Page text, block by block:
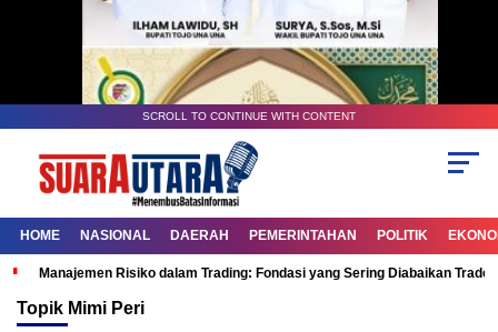
SCROLL TO CONTINUE WITH CONTENT
HOME NASIONAL DAERAH PEMERINTAHAN POLITIK
Manajemen Risiko dalam Trading: Fondasi yang Sering Diabaikan
Topik Mimi Peri